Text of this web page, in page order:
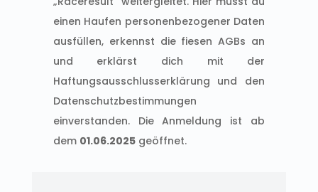
einen Haufen personenbezogener Daten
ausfüllen, erkennst die fiesen AGBs an
und erklärst dich mit der
Haftungsausschlusserklärung und den
Datenschutzbestimmungen
einverstanden. Die Anmeldung ist ab
dem 01.06.2025geöffnet.